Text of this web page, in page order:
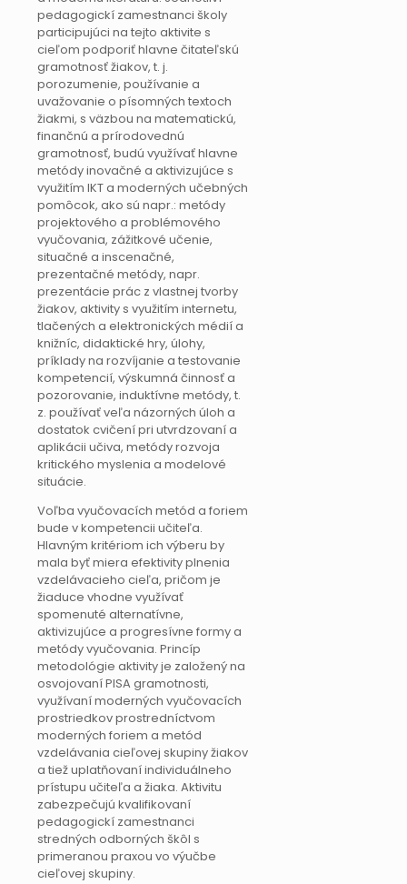
pedagogickí zamestnanci školy
participujúci na tejto aktivite s
cieľom podporiť hlavne čitateľskú
gramotnosť žiakov, t. j.
porozumenie, používanie a
uvažovanie o písomných textoch
žiakmi, s väzbou na matematickú,
finančnú a prírodovednú
gramotnosť, budú využívať hlavne
metódy inovačné a aktivizujúce s
využitím IKT a moderných učebných
pomôcok, ako sú napr.: metódy
projektového a problémového
vyučovania, zážitkové učenie,
situačné a inscenačné,
prezentačné metódy, napr.
prezentácie prác z vlastnej tvorby
žiakov, aktivity s využitím internetu,
tlačených a elektronických médií a
knižníc, didaktické hry, úlohy,
príklady na rozvíjanie a testovanie
kompetencií, výskumná činnosť a
pozorovanie, induktívne metódy, t.
z. používať veľa názorných úloh a
dostatok cvičení pri utvrdzovaní a
aplikácii učiva, metódy rozvoja
kritického myslenia a modelové
situácie.
Voľba vyučovacích metód a foriem
bude v kompetencii učiteľa.
Hlavným kritériom ich výberu by
mala byť miera efektivity plnenia
vzdelávacieho cieľa, pričom je
žiaduce vhodne využívať
spomenuté alternatívne,
aktivizujúce a progresívne formy a
metódy vyučovania. Princíp
metodológie aktivity je založený na
osvojovaní PISA gramotnosti,
využívaní moderných vyučovacích
prostriedkov prostredníctvom
moderných foriem a metód
vzdelávania cieľovej skupiny žiakov
a tiež uplatňovaní individuálneho
prístupu učiteľa a žiaka. Aktivitu
zabezpečujú kvalifikovaní
pedagogickí zamestnanci
stredných odborných škôl s
primeranou praxou vo výučbe
cieľovej skupiny.